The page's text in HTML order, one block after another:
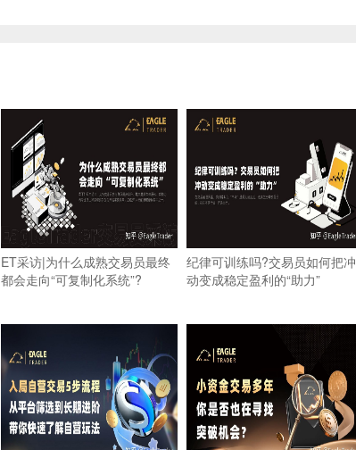
ET采访|为什么成熟交易员最终
都会走向“可复制化系统”?
纪律可训练吗?交易员如何把冲
动变成稳定盈利的“助力”